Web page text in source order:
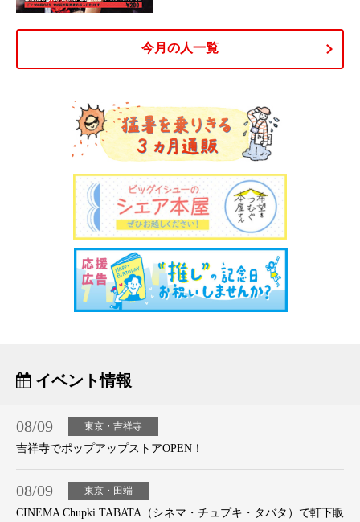
今月の人一覧
イベント情報
08/09 東京・吉祥寺
吉祥寺でポップアップストアOPEN！
08/09 東京・田端
CINEMA Chupki TABATA（シネマ・チュプキ・タバタ）で軒下販